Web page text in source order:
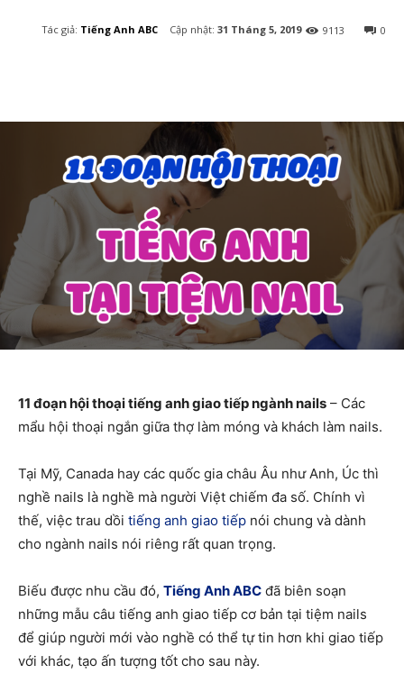
Tác giả: Tiếng Anh ABC Cập nhật: 31 Tháng 5, 2019 0
9113
11 đoạn hội thoại tiếng anh giao tiếp ngành nails – Các
mẩu hội thoại ngắn giữa thợ làm móng và khách làm nails.
Tại Mỹ, Canada hay các quốc gia châu Âu như Anh, Úc thì
nghề nails là nghề mà người Việt chiếm đa số. Chính vì
thế, việc trau dồi tiếng anh giao tiếp nói chung và dành
cho ngành nails nói riêng rất quan trọng.
Biếu được nhu cầu đó, Tiếng Anh ABC đã biên soạn
những mẫu câu tiếng anh giao tiếp cơ bản tại tiệm nails
để giúp người mới vào nghề có thể tự tin hơn khi giao tiếp
với khác, tạo ấn tượng tốt cho sau này.